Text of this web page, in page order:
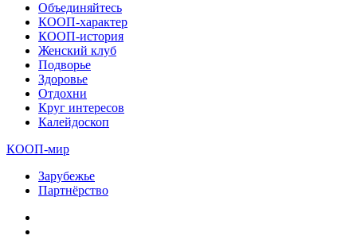
Объединяйтесь
КООП-характер
КООП-история
Женский клуб
Подворье
Здоровье
Отдохни
Круг интересов
Калейдоскоп
КООП-мир
Зарубежье
Партнёрство